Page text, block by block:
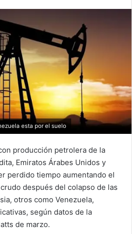
esta por el suelo
producción petrolera de la
Emiratos Árabes Unidos y
perdido tiempo aumentando el
después del colapso de las
otros como Venezuela,
según datos de la
de marzo.